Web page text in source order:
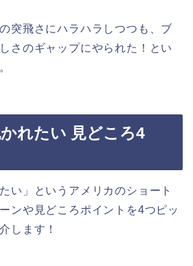
突飛さにハラハラしつつも、ブ
さのギャップにやられた！とい
れたい 見どころ4
い」というアメリカのショート
ンや見どころポイントを4つピッ
します！